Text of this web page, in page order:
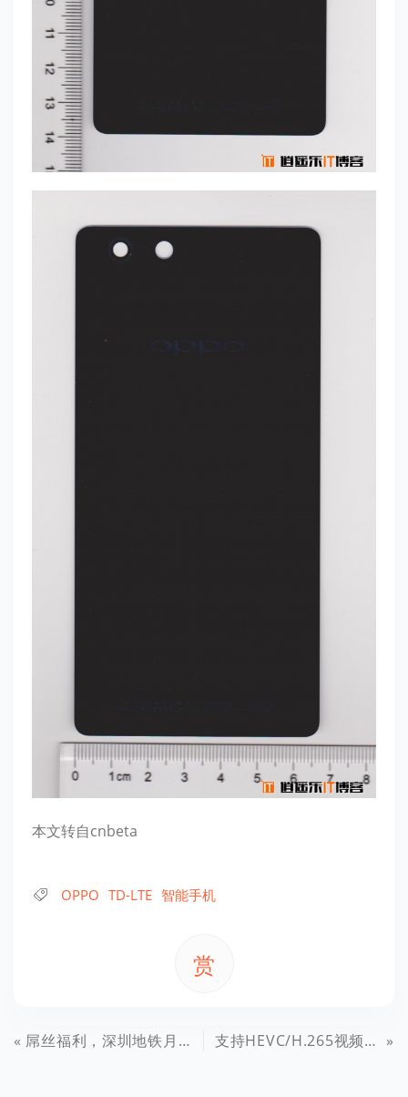
本文转自cnbeta
OPPO TD-LTE 智能手机
赏
屌丝福利，深圳地铁月底开始提供免费WiFi 支持HEVC/H.265视频解码 MilkPlayer升级0.2.2版 免费下载